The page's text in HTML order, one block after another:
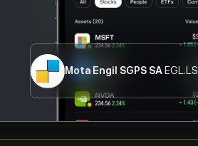
Mota Engil SGPS SA EGL.LS